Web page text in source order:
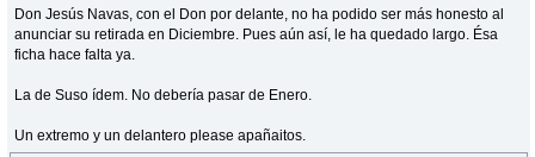
Don Jesús Navas, con el Don por delante, no ha podido ser más honesto al
anunciar su retirada en Diciembre. Pues aún así, le ha quedado largo. Ésa
ficha hace falta ya.
La de Suso ídem. No debería pasar de Enero.
Un extremo y un delantero please apañaitos.